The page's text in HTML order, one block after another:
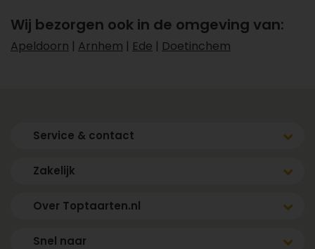
Wij bezorgen ook in de omgeving van:
Apeldoorn | Arnhem | Ede | Doetinchem
Service & contact
Zakelijk
Over Toptaarten.nl
Snel naar